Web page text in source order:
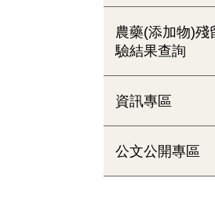
農藥(添加物)殘
驗結果查詢
資訊專區
公文公開專區